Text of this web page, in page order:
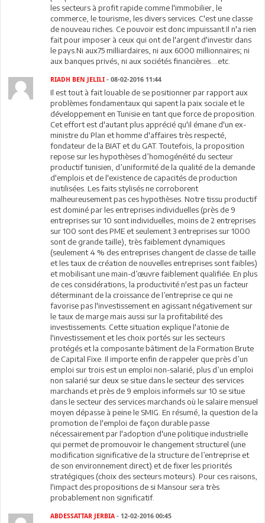
les secteurs à profit rapide comme l'immobilier, le
commerce, le tourisme, les divers services. C'est une classe
de nouveau riches. Ce pouvoir est donc impuissant.Il n'a rien
fait pour imposer à ceux qui ont de l'argent d'investir dans
le pays.Ni aux75 milliardaires, ni aux 6000 millionnaires; ni
aux banques privés, ni aux sociétés financières....etc.
RIADH BEN JELILI - 08-02-2016 11:44
Il est tout à fait louable de se positionner par rapport aux
problèmes fondamentaux qui sapent la paix sociale et le
développement en Tunisie en tant que force de proposition.
Cet effort est d'autant plus apprécié qu'il émane d'un ex-
ministre du Plan et homme d'affaires très respecté,
fondateur de la BIAT et du GAT. Toutefois, la proposition
repose sur les hypothèses d’homogénéité du secteur
productif tunisien, d’uniformité de la qualité de la demande
d'emplois et de l'existence de capacités de production
inutilisées. Les faits stylisés ne corroborent
malheureusement pas ces hypothèses. Notre tissu productif
est dominé par les entreprises individuelles (près de 9
entreprises sur 10 sont individuelles, moins de 2 entreprises
sur 100 sont des PME et seulement 3 entreprises sur 1000
sont de grande taille), très faiblement dynamiques
(seulement 4 % des entreprises changent de classe de taille
et les taux de création de nouvelles entreprises sont faibles)
et mobilisant une main-d’œuvre faiblement qualifiée. En plus
de ces considérations, la productivité n'est pas un facteur
déterminant de la croissance de l’entreprise ce qui ne
favorise pas l'investissement en agissant négativement sur
le taux de marge mais aussi sur la profitabilité des
investissements. Cette situation explique l'atonie de
l'investissement et les choix portés sur les secteurs
protégés et la composante bâtiment de la Formation Brute
de Capital Fixe. Il importe enfin de rappeler que près d’un
emploi sur trois est un emploi non-salarié, plus d’un emploi
non salarié sur deux se situe dans le secteur des services
marchands et près de 9 emplois informels sur 10 se situe
dans le secteur des services marchands où le salaire mensuel
moyen dépasse à peine le SMIG. En résumé, la question de la
promotion de l'emploi de façon durable passe
nécessairement par l'adoption d'une politique industrielle
qui permet de promouvoir le changement structurel (une
modification significative de la structure de l’entreprise et
de son environnement direct) et de fixer les priorités
stratégiques (choix des secteurs moteurs). Pour ces raisons,
l'impact des propositions de si Mansour sera très
probablement non significatif.
ABDESSATTAR JERBIA - 12-02-2016 00:45